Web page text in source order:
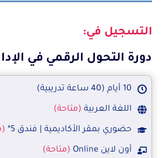
التسجيل في:
دورة التحول الرقمي في
10 أيام (40 ساعة تدريبية)
اللغة العربية (متاحة)
حضوري بمقر الأكاديمية | فندق 5*
أون لاين Online (متاحة)